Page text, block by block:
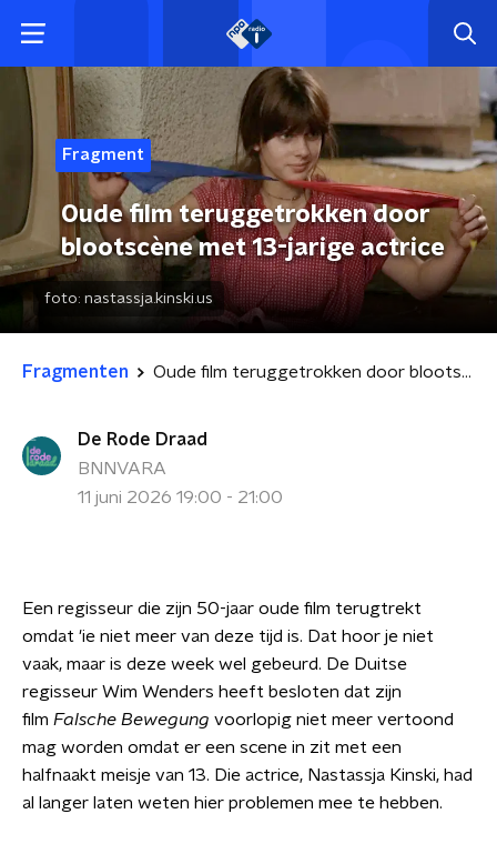
Fragment
Oude film teruggetrokken door
blootscène met 13-jarige actrice
foto: nastassja.kinski.us
Fragmenten Oude film teruggetrokken door blootscène met 13-jarige actrice
De Rode Draad
BNNVARA
11 juni 2026 19:00 - 21:00
Een regisseur die zijn 50-jaar oude film terugtrekt
omdat 'ie niet meer van deze tijd is. Dat hoor je niet
vaak, maar is deze week wel gebeurd. De Duitse
regisseur Wim Wenders heeft besloten dat zijn
film Falsche Bewegung voorlopig niet meer vertoond
mag worden omdat er een scene in zit met een
halfnaakt meisje van 13. Die actrice, Nastassja Kinski, had
al langer laten weten hier problemen mee te hebben.